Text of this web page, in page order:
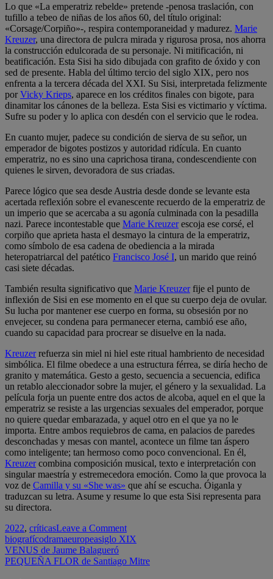
Lo que «La emperatriz rebelde» pretende -penosa traslación, con
tufillo a tebeo de niñas de los años 60, del título original:
«Corsage/Corpiño»-, respira contemporaneidad y madurez. Marie
Kreuzer, una directora de pulcra mirada y rigurosa prosa, nos ahorra
la construcción edulcorada de su personaje. Ni mitificación, ni
beatificación. Esta Sisi ha sido dibujada con grafito de óxido y con
sed de presente. Habla del último tercio del siglo XIX, pero nos
enfrenta a la tercera década del XXI. Su Sisi, interpretada felizmente
porVicky Krieps, aparece en los créditos finales con bigote, para
dinamitar los cánones de la belleza. Esta Sisi es victimario y víctima.
Sufre su poder y lo aplica con desdén con el servicio que le rodea.
En cuanto mujer, padece su condición de sierva de su señor, un
emperador de bigotes postizos y autoridad ridícula. En cuanto
emperatriz, no es sino una caprichosa tirana, condescendiente con
quienes le sirven, devoradora de sus criadas.
Parece lógico que sea desde Austria desde donde se levante esta
acertada reflexión sobre el evanescente recuerdo de la emperatriz de
un imperio que se acercaba a su agonía culminada con la pesadilla
nazi. Parece incontestable que Marie Kreuzerescoja ese corsé, el
corpiño que aprieta hasta el desmayo la cintura de la emperatriz,
como símbolo de esa cadena de obediencia a la mirada
heteropatriarcal del patético Francisco José I, un marido que reinó
casi siete décadas.
También resulta significativo que Marie Kreuzerfije el punto de
inflexión de Sisi en ese momento en el que su cuerpo deja de ovular.
Su lucha por mantener ese cuerpo en forma, su obsesión por no
envejecer, su condena para permanecer eterna, cambió ese año,
cuando su capacidad para procrear se disuelve en la nada.
Kreuzerrefuerza sin miel ni hiel este ritual hambriento de necesidad
simbólica. El filme obedece a una estructura férrea, se diría hecho de
granito y matemática. Gesto a gesto, secuencia a secuencia, edifica
un retablo aleccionador sobre la mujer, el género y la sexualidad. La
película forja un puente entre dos actos de alcoba, aquel en el que la
emperatriz se resiste a las urgencias sexuales del emperador, porque
no quiere quedar embarazada, y aquel otro en el que ya no le
importa. Entre ambos requiebros de cama, en palacios de paredes
desconchadas y mesas con mantel, acontece un filme tan áspero
como inteligente; tan hermoso como poco convencional. En él,
Kreuzercombina composición musical, texto e interpretación con
singular maestría y estremecedora emoción. Como la que provoca la
voz de Camilla y su «She was» que ahí se escucha. Óiganla y
traduzcan su letra. Asume y resume lo que esta Sisi representa para
su directora.
2022, críticasLeave a Commenton
LA
REBELDE
biografícodramaeuropeasiglo XIX
Navegación
de
VENUS de Jaume Balagueró
PEQUEÑA FLOR de Santiago Mitre